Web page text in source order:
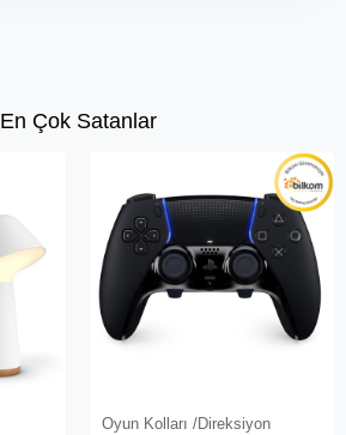
En Çok Satanlar
Oyun Kolları /Direksiyon